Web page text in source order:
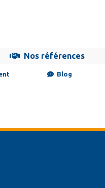
Nos références
Blog